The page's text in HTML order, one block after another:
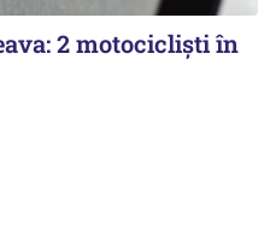
2 motocicliști în